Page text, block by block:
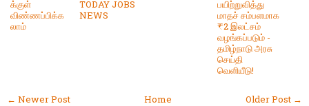
க்குள்
விண்ணப்பிக்க
லாம்
TODAY JOBS
NEWS
பயிற்றுவித்து
மாதச் சம்பளமாக
₹2 இலட்சம்
வழங்கப்படும் -
தமிழ்நாடு அரசு
செய்தி
வெளியீடு!
← Newer Post Older Post →
Home